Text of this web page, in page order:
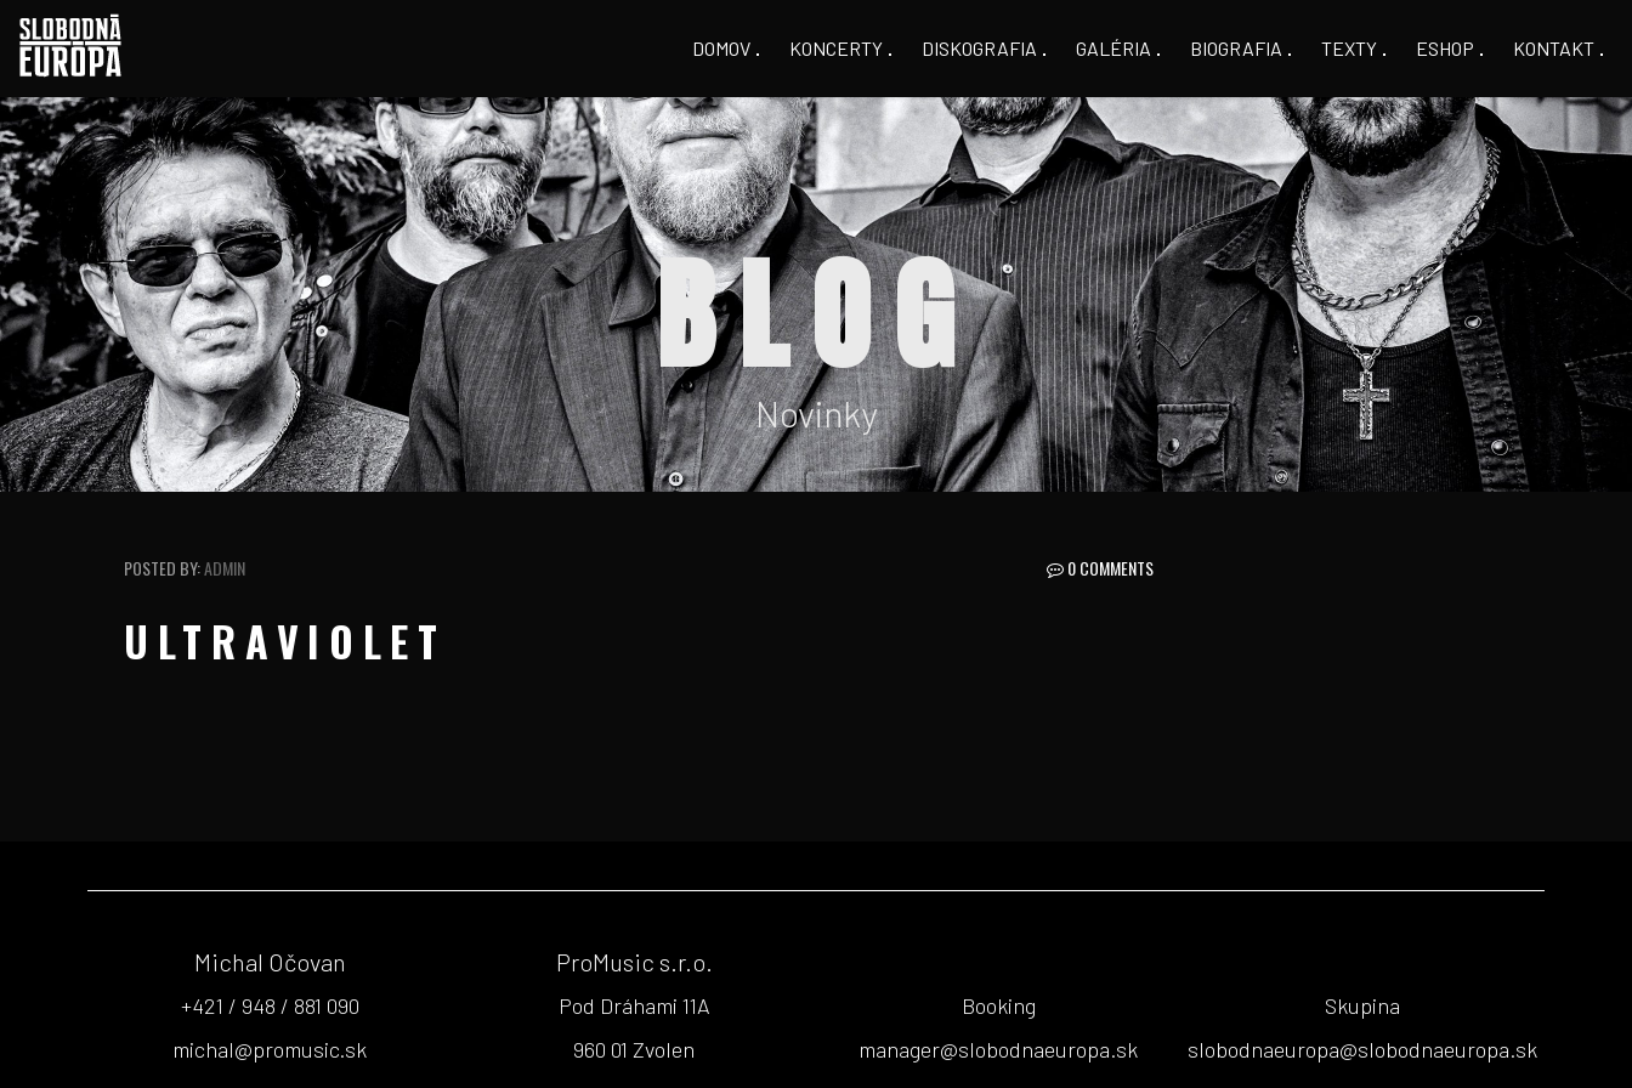
DOMOV KONCERTY DISKOGRAFIA GALÉRIA BIOGRAFIA TEXTY ESHOP KONTAKT
BLOG
Novinky
POSTED BY:ADMIN 0 COMMENTS
ULTRAVIOLET
Michal Očovan
+421 / 948 / 881 090
michal@promusic.sk
ProMusic s.r.o.
Pod Dráhami 11A
960 01 Zvolen
Booking
manager@slobodnaeuropa.sk
Skupina
slobodnaeuropa@slobodnaeuropa.sk